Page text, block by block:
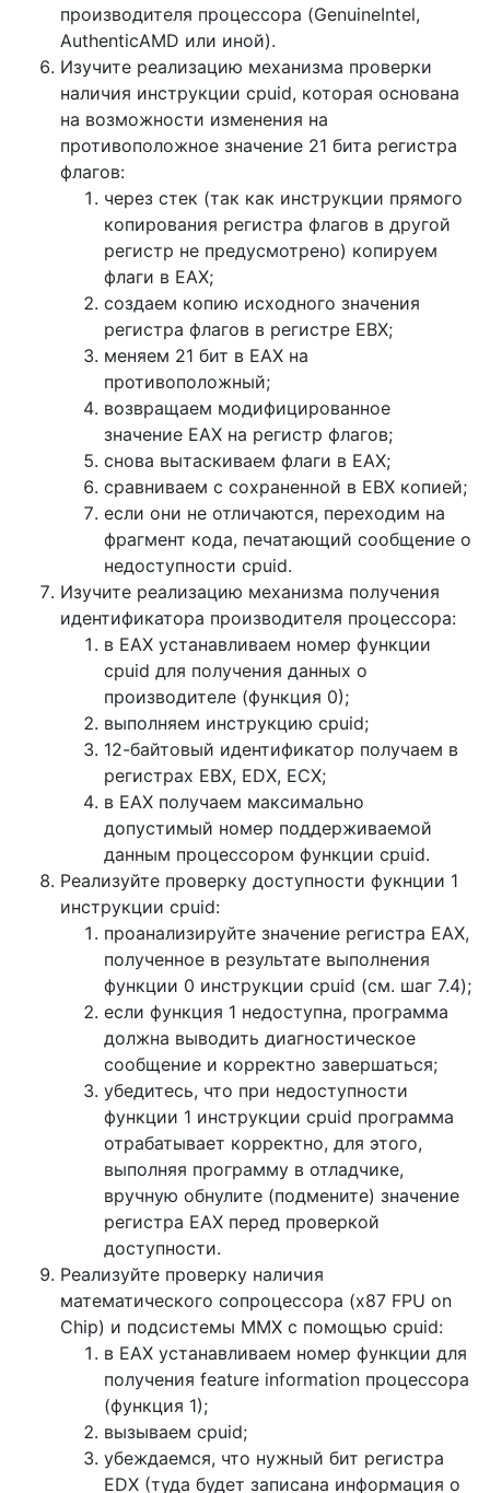
производителя процессора (GenuineIntel,
AuthenticAMD или иной).
Изучите реализацию механизма проверки
наличия инструкции cpuid, которая основана
на возможности изменения на
противоположное значение 21 бита регистра
флагов:
через стек (так как инструкции прямого
копирования регистра флагов в другой
регистр не предусмотрено) копируем
флаги в EAX;
создаем копию исходного значения
регистра флагов в регистре EBX;
меняем 21 бит в EAX на
противоположный;
возвращаем модифицированное
значение EAX на регистр флагов;
снова вытаскиваем флаги в EAX;
сравниваем с сохраненной в EBX копией;
если они не отличаются, переходим на
фрагмент кода, печатающий сообщение о
недоступности cpuid.
Изучите реализацию механизма получения
идентификатора производителя процессора:
в EAX устанавливаем номер функции
cpuid для получения данных о
производителе (функция 0);
выполняем инструкцию cpuid;
12-байтовый идентификатор получаем в
регистрах EBX, EDX, ECX;
в EAX получаем максимально
допустимый номер поддерживаемой
данным процессором функции cpuid.
Реализуйте проверку доступности фукнции 1
инструкции cpuid:
проанализируйте значение регистра EAX,
полученное в результате выполнения
функции 0 инструкции cpuid (см. шаг 7.4);
если функция 1 недоступна, программа
должна выводить диагностическое
сообщение и корректно завершаться;
убедитесь, что при недоступности
функции 1 инструкции cpuid программа
отрабатывает корректно, для этого,
выполняя программу в отладчике,
вручную обнулите (подмените) значение
регистра EAX перед проверкой
доступности.
Реализуйте проверку наличия
математического сопроцессора (x87 FPU on
Chip) и подсистемы MMX с помощью cpuid:
в EAX устанавливаем номер функции для
получения feature information процессора
(функция 1);
вызываем cpuid;
убеждаемся, что нужный бит регистра
EDX (туда будет записана информация о